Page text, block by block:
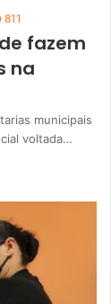
811
fazem
na
municipais
voltada…